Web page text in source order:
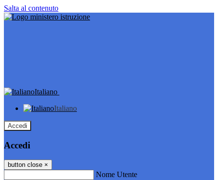
Salta al contenuto
Italiano
Italiano
Accedi
Accedi
button close ×
Nome Utente